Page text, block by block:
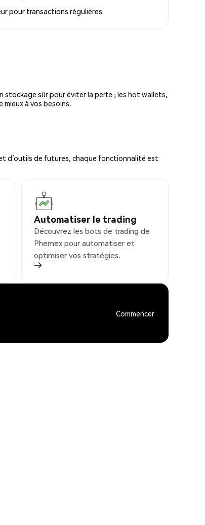
pour transactions régulières
stockage sûr pour éviter la perte ; les hot wallets,
à vos besoins.
d’outils de futures, chaque fonctionnalité est
Automatiser le trading
Découvrez les bots de trading de
Phemex pour automatiser et
optimiser vos stratégies.
Commencer